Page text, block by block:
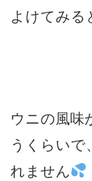
よけてみる
ウニの風味
うくらいで
れません